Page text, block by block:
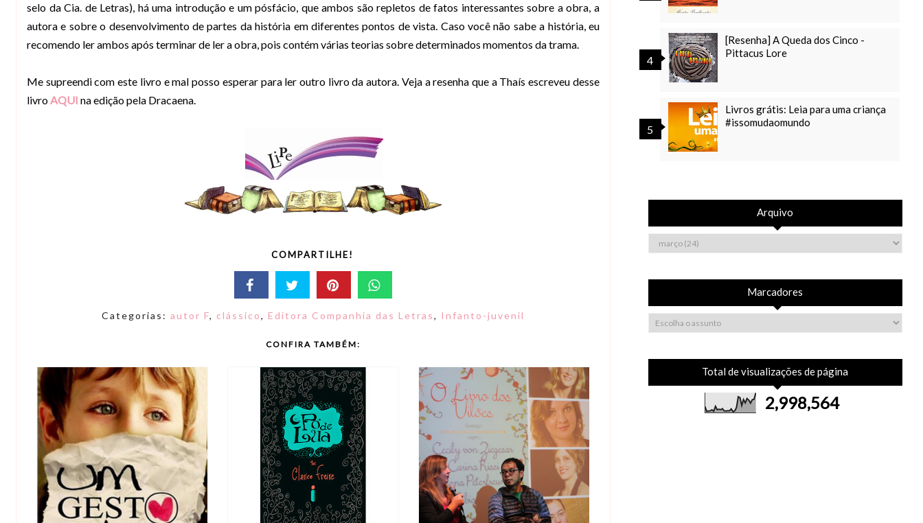
selo da Cia. de Letras), há uma introdução e um pósfácio, que ambos são repletos de fatos interessantes sobre a obra, a
autora e sobre o desenvolvimento de partes da história em diferentes pontos de vista. Caso você não sabe a história, eu
recomendo ler ambos após terminar de ler a obra, pois contém várias teorias sobre determinados momentos da trama.
Me supreendi com este livro e mal posso esperar para ler outro livro da autora. Veja a resenha que a Thaís escreveu desse
livroAQUI na edição pela Dracaena.
COMPARTILHE!
Categorias: autor F, clássico, Editora Companhia das Letras, Infanto-juvenil
CONFIRA TAMBÉM:
[Resenha] A Queda dos Cinco -
Pittacus Lore
Livros grátis: Leia para uma criança
#issomudaomundo
Arquivo
Marcadores
Total de visualizações de página
2,998,564